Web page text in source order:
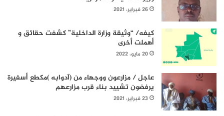
26 فبراير، 2021
كيفه/ “وثيقة وزارة الداخلية” كشفت حقائق و
أهملت أخرى
20 مايو، 2022
عاجل / مزارعون ووجهاء من (آدوابه )مكطع أسفيرة
يرفضون تشييد بناء قرب مزارعهم
23 فبراير، 2021